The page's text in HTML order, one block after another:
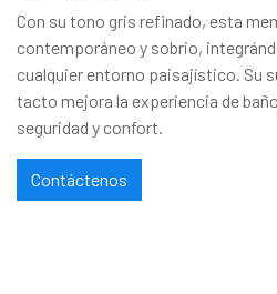
Con su tono gris refinado, esta
contemporáneo y sobrio,
cualquier entorno paisajístico. Su
tacto mejora la experiencia de
seguridad y confort.
Contáctenos